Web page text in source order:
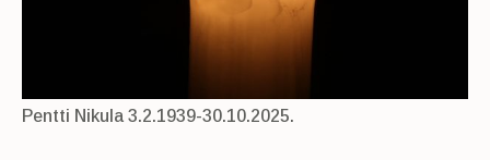
Pentti Nikula 3.2.1939-30.10.2025.